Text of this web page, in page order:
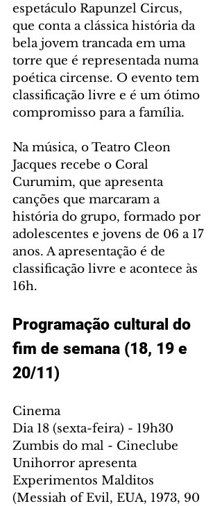
espetáculo Rapunzel Circus,
que conta a clássica história da
bela jovem trancada em uma
torre que é representada numa
poética circense. O evento tem
classificação livre e é um ótimo
compromisso para a família.
Na música, o Teatro Cleon
Jacques recebe o Coral
Curumim, que apresenta
canções que marcaram a
história do grupo, formado por
adolescentes e jovens de 06 a 17
anos. A apresentação é de
classificação livre e acontece às
16h.
Programação cultural do
fim de semana (18, 19 e
20/11)
Cinema
Dia 18 (sexta-feira) - 19h30
Zumbis do mal - Cineclube
Unihorror apresenta
Experimentos Malditos
(Messiah of Evil, EUA, 1973, 90